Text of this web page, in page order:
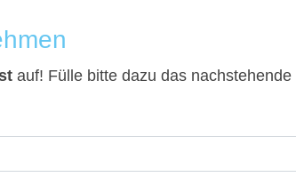
auf! Fülle bitte dazu das